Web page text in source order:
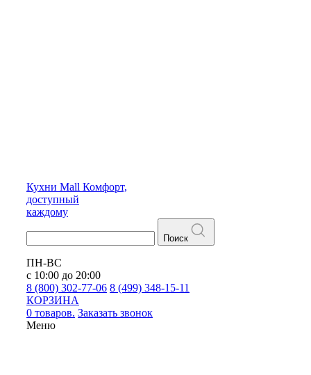
Кухни Mall Комфорт,
доступный
каждому
Поиск
ПН-ВС
с 10:00 до 20:00
8 (800) 302-77-06 8 (499) 348-15-11
КОРЗИНА
0 товаров. Заказать звонок
Меню